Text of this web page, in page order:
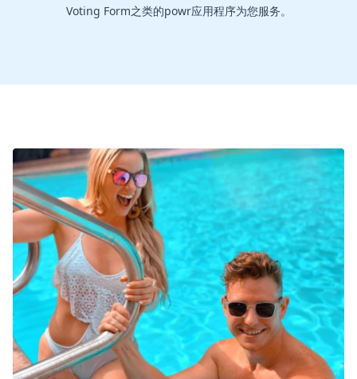
Voting Form之类的powr应用程序为您服务。